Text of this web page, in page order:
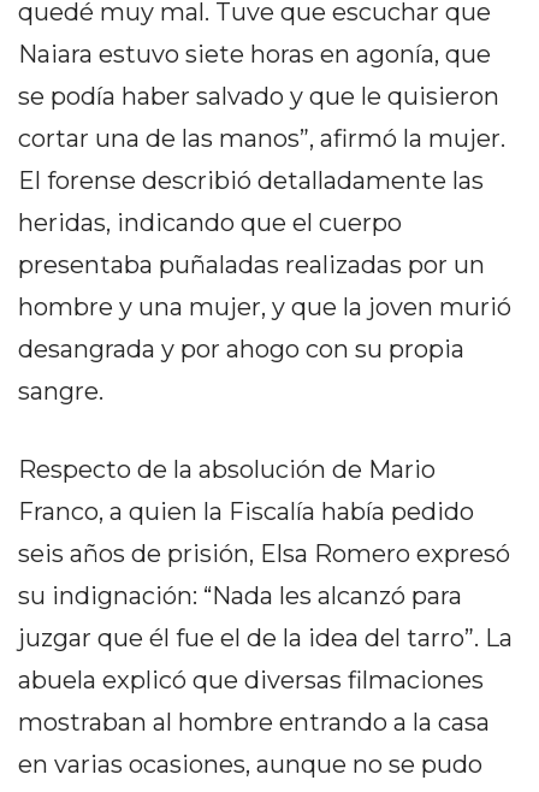
DEL
SITIO
TAPA
DEL
DIA
REPORTERO
DIARIO
DEPORTIVO
MEDIOS
PUBLICITÁ
HOY
HORA
NOTICIAS
ROJAS
VIRTUAL
quedé muy mal. Tuve que escuchar que
Naiara estuvo siete horas en agonía, que
se podía haber salvado y que le quisieron
cortar una de las manos”, afirmó la mujer.
El forense describió detalladamente las
heridas, indicando que el cuerpo
presentaba puñaladas realizadas por un
hombre y una mujer, y que la joven murió
desangrada y por ahogo con su propia
sangre.
Respecto de la absolución de Mario
Franco, a quien la Fiscalía había pedido
seis años de prisión, Elsa Romero expresó
su indignación: “Nada les alcanzó para
juzgar que él fue el de la idea del tarro”. La
abuela explicó que diversas filmaciones
mostraban al hombre entrando a la casa
en varias ocasiones, aunque no se pudo